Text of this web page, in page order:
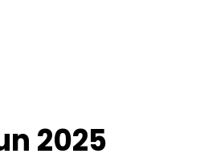
2025